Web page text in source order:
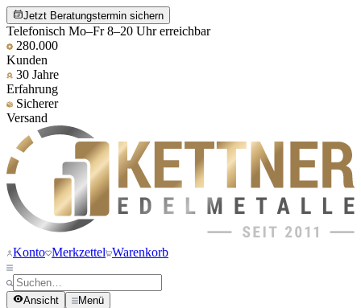
Jetzt Beratungstermin sichern
Telefonisch Mo–Fr 8–20 Uhr erreichbar
280.000
Kunden
30 Jahre
Erfahrung
Sicherer
Versand
Konto Merkzettel Warenkorb
Ansicht Menü